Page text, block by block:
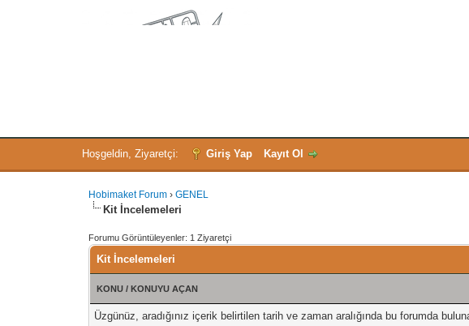
Hoşgeldin, Ziyaretçi: Giriş Yap Kayıt Ol
Hobimaket Forum ›GENEL
Kit İncelemeleri
Forumu Görüntüleyenler: 1 Ziyaretçi
Kit İncelemeleri
KONU /KONUYU AÇAN
Üzgünüz, aradığınız içerik belirtilen tarih ve zaman aralığında bu forumda